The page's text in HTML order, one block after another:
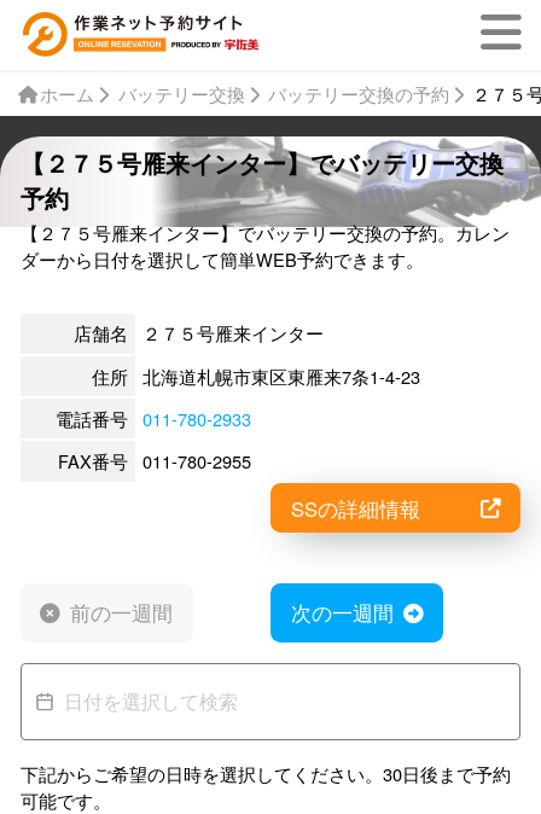
ホーム バッテリー交換 バッテリー交換の予約 ２７５
【２７５号雁来インター】でバッテリー交換
予約
【２７５号雁来インター】でバッテリー交換の予約。カレン
ダーから日付を選択して簡単WEB予約できます。
店舗名
２７５号雁来インター
住所 北海道札幌市東区東雁来7条1-4-23
電話番号 011-780-2933
FAX番号 011-780-2955
SSの詳細情報
前の一週間 次の一週間
下記からご希望の日時を選択してください。30日後まで予約
可能です。